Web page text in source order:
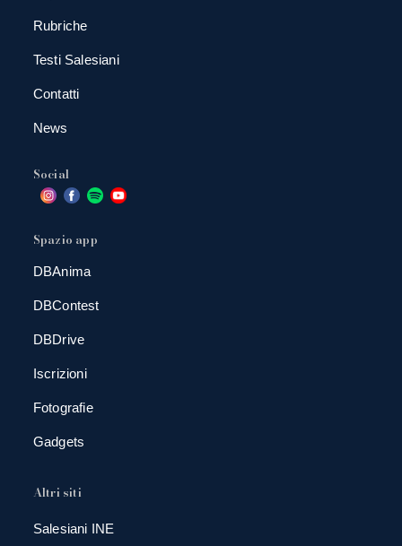
Rubriche
Testi Salesiani
Contatti
News
Social
Spazio app
DBAnima
DBContest
DBDrive
Iscrizioni
Fotografie
Gadgets
Altri siti
Salesiani INE